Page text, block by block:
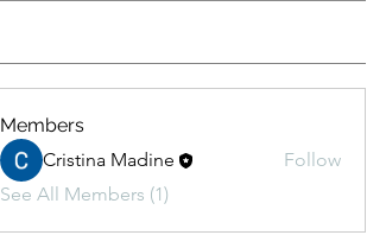
Members
Cristina Madine
Follow
See All Members (1)